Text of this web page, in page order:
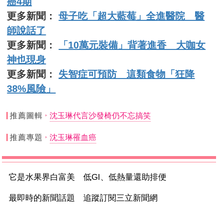
更多新聞：母子吃「超大藍莓」全進醫院 醫
師說話了
更多新聞：
「10萬元裝備」背著進香 大咖女
神也現身
更多新聞： 失智症可預防 這類食物「狂降
38%風險」
推薦圖輯 沈玉琳代言沙發椅仍不忘搞笑
推薦專題 沈玉琳罹血癌
它是水果界白富美 低GI、低熱量還助排便
最即時的新聞話題 追蹤訂閱三立新聞網